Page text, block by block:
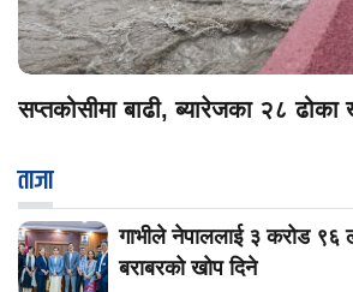
सप्तकोसीमा बाढी, ब्यारेजका २८ ढोका
ताजा
गाभीले नेपाललाई ३ करोड
बराबरको खोप दिने